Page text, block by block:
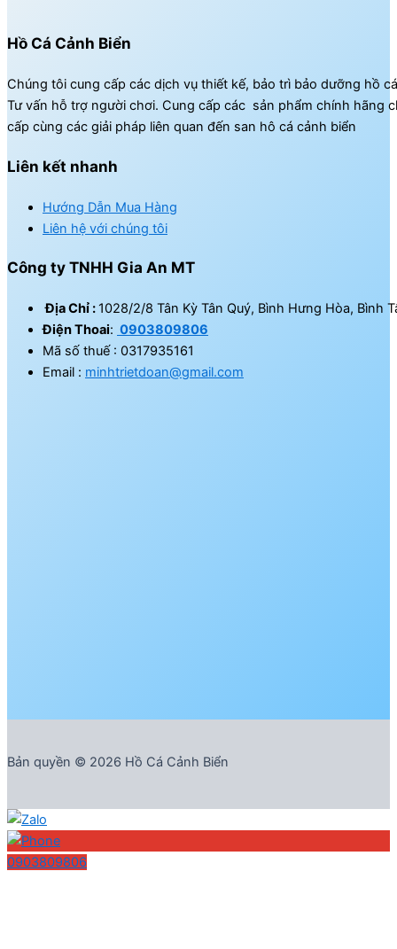
Hồ Cá Cảnh Biển
Chúng tôi cung cấp các dịch vụ thiết kế, bảo trì bảo dưỡng hồ
Tư vấn hỗ trợ người chơi. Cung cấp các sản phẩm chính hãng
cấp cùng các giải pháp liên quan đến san hô cá cảnh biển
Liên kết nhanh
Hướng Dẫn Mua Hàng
Liên hệ với chúng tôi
Công ty TNHH Gia An MT
Địa Chỉ :1028/2/8 Tân Kỳ Tân Quý, Bình Hưng Hòa, Bình
Điện Thoai: 0903809806
Mã số thuế : 0317935161
Email : minhtrietdoan@gmail.com
Bản quyền © 2026 Hồ Cá Cảnh Biển
0903809806